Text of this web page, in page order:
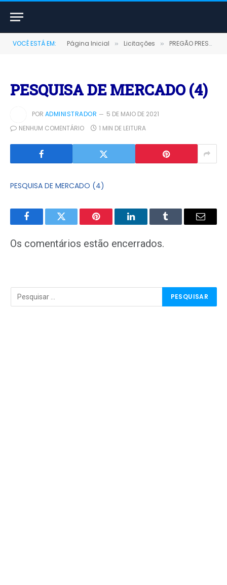
VOCÊ ESTÁ EM: Página Inicial » Licitações » PREGÃO PRESENCIAL Nº 0019/2020 (AQUISIÇÃO DE MATERIAL DE CONSTRUÇÃO EM GERAL, MATERIAL HIDRÁULICO, MATERIAL DE PINTURA E MATERIAL ELÉTRICO E MATERIAL DE BORRACHARIA EM GERAL)
PESQUISA DE MERCADO (4)
POR ADMINISTRADOR
5 DE MAIO DE 2021
NENHUM COMENTÁRIO
1 MIN DE LEITURA
PESQUISA DE MERCADO (4)
FacebookTwitter Pinterest LinkedInTumblr
E-
Os comentários estão encerrados.